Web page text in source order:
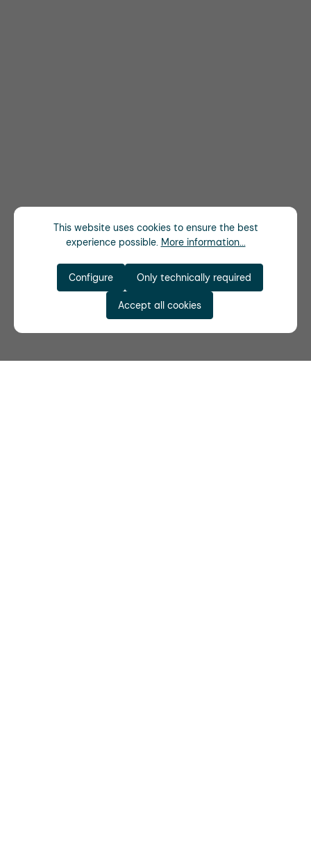
This website uses cookies to ensure the best
experience possible. More information...
Only technically required
Configure
Accept all cookies